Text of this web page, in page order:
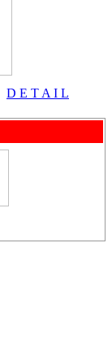
D E T A I L